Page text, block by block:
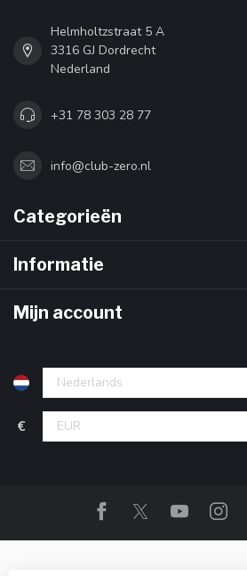
Helmholtzstraat 5 A
3316 GJ Dordrecht
Nederland
+31 78 303 28 77
info@club-zero.nl
Categorieën
Informatie
Mijn account
€